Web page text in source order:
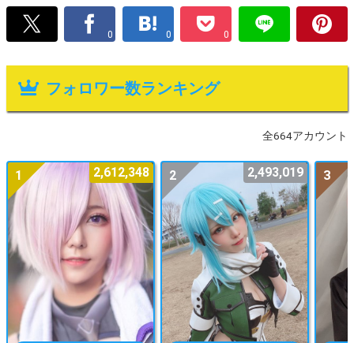
0 0 0
フォロワー数ランキング
全664アカウント
1 2,612,348 2 2,493,019 3